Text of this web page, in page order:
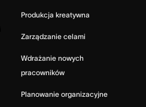
Produkcja kreatywna
Zarządzanie celami
Wdrażanie nowych
pracowników
Planowanie organizacyjne